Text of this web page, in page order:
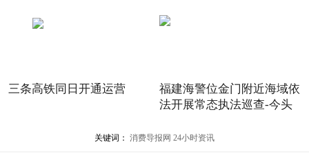
三条高铁同日开通运营
福建海警位金门附近海域依
法开展常态执法巡查-今头
关键词： 消费导报网 24小时资讯